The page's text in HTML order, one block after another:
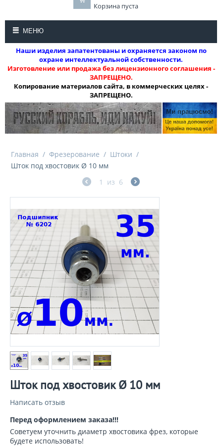
Корзина пуста
МЕНЮ
Наши изделия запатентованы и охраняется законом по
охране интеллектуальной собственности.
Изготовление или продажа без лицензионного соглашения -
ЗАПРЕЩЕНО.
Копирование материалов сайта, в коммерческих целях -
ЗАПРЕЩЕНО.
Главная / Фрезерование / Штоки /
Шток под хвостовик Ø 10 мм
1
из 6
Шток под хвостовик Ø 10 мм
Написать отзыв
Перед оформлением заказа!!!
Советуем уточнить диаметр хвостовика фрез, которые
будете использовать!